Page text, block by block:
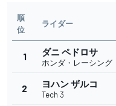
順
位
ライダー
1 ダニ ペドロサ
ホンダ・レーシング
2 ヨハン ザルコ
Tech 3